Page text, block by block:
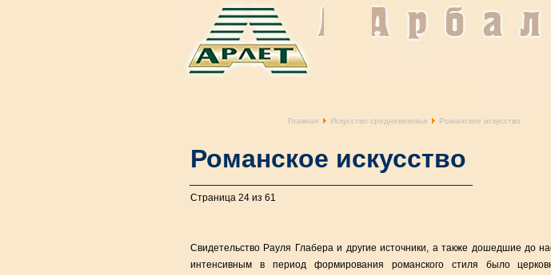
Главная Искусство средневековья Романское искусство
Романское искусство
Страница 24 из 61
Свидетельство Рауля Глабера и другие источники, а также дошедшие до
интенсивным в период формирования романского стиля было